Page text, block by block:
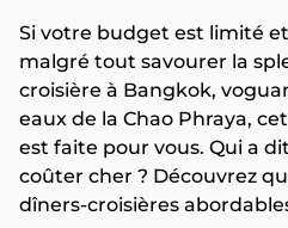
Si votre budget est limité
malgré tout savourer la
croisière à Bangkok,
eaux de la Chao Phraya,
est faite pour vous. Qui a
coûter cher ? Découvrez
dîners-croisières